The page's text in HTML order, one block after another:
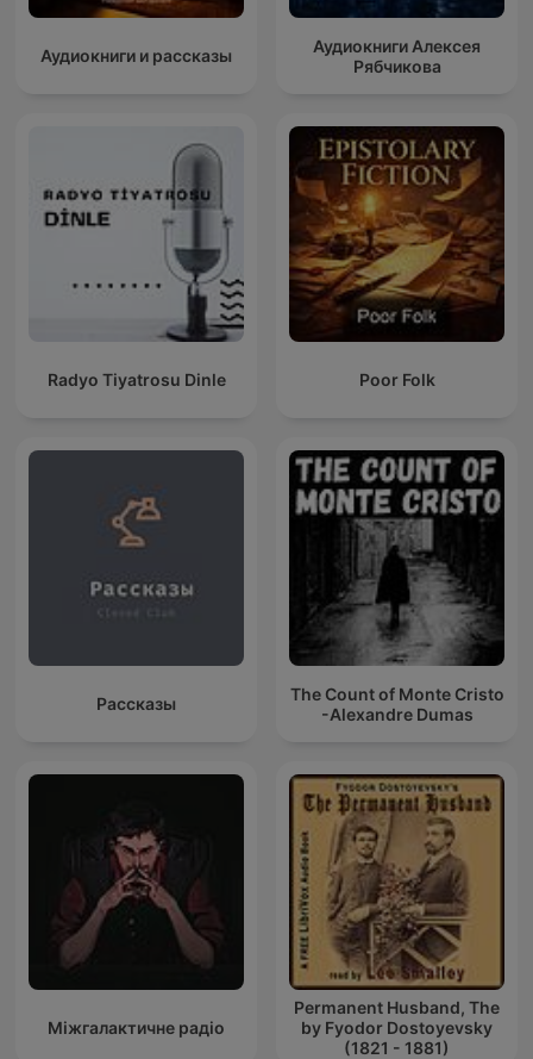
Аудиокниги и рассказы
Аудиокниги Алексея
Рябчикова
Radyo Tiyatrosu Dinle Poor Folk
Рассказы
The Count of Monte Cristo
-Alexandre Dumas
Міжгалактичне радіо
Permanent Husband, The
by Fyodor Dostoyevsky
(1821 - 1881)